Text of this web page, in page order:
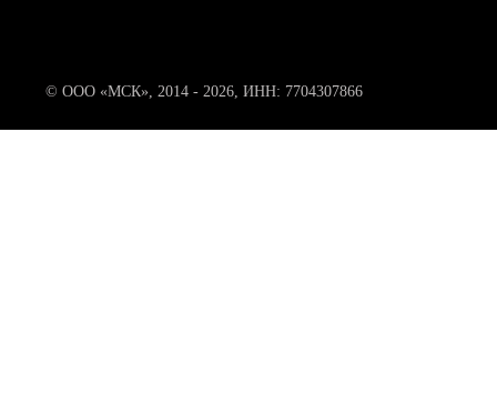
© ООО «МСК», 2014 - 2026, ИНН: 7704307866